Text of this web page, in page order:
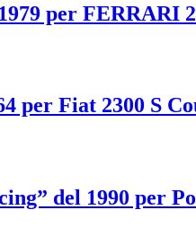
per FERRARI
per Fiat 2300 S
del 1990 per